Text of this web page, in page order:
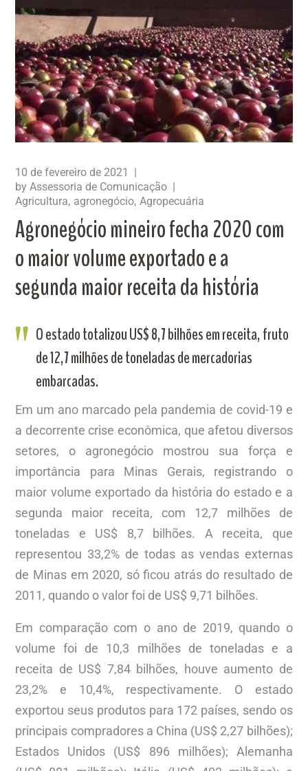
10 de fevereiro de 2021
byAssessoria de Comunicação
Agricultura agronegócio Agropecuária
Agronegócio mineiro fecha 2020 com
o maior volume exportado e a
segunda maior receita da história
O estado totalizou US$ 8,7 bilhões em receita, fruto
de 12,7 milhões de toneladas de mercadorias
embarcadas.
Em um ano marcado pela pandemia de covid-19 e
a decorrente crise econômica, que afetou diversos
setores, o agronegócio mostrou sua força e
importância para Minas Gerais, registrando o
maior volume exportado da história do estado e a
segunda maior receita, com 12,7 milhões de
toneladas e US$ 8,7 bilhões. A receita, que
representou 33,2% de todas as vendas externas
de Minas em 2020, só ficou atrás do resultado de
2011, quando o valor foi de US$ 9,71 bilhões.
Em comparação com o ano de 2019, quando o
volume foi de 10,3 milhões de toneladas e a
receita de US$ 7,84 bilhões, houve aumento de
23,2% e 10,4%, respectivamente. O estado
exportou seus produtos para 172 países, sendo os
principais compradores a China (US$ 2,27 bilhões);
Estados Unidos (US$ 896 milhões); Alemanha